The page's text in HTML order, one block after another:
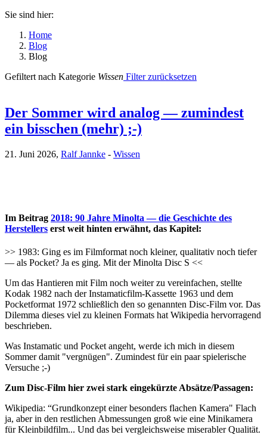
Sie sind hier:
Home
Blog
Blog
Gefiltert nach Kategorie Wissen Filter zurücksetzen
Der Sommer wird analog — zumindest
ein bisschen (mehr) ;-)
21. Juni 2026, Ralf Jannke - Wissen
Im Beitrag 2018: 90 Jahre Minolta — die Geschichte des
Herstellers erst weit hinten erwähnt, das Kapitel:
>> 1983: Ging es im Filmformat noch kleiner, qualitativ noch tiefer
— als Pocket? Ja es ging. Mit der Minolta Disc S <<
Um das Hantieren mit Film noch weiter zu vereinfachen, stellte
Kodak 1982 nach der Instamaticfilm-Kassette 1963 und dem
Pocketformat 1972 schließlich den so genannten Disc-Film vor. Das
Dilemma dieses viel zu kleinen Formats hat Wikipedia hervorragend
beschrieben.
Was Instamatic und Pocket angeht, werde ich mich in diesem
Sommer damit "vergnügen". Zumindest für ein paar spielerische
Versuche ;-)
Zum Disc-Film hier zwei stark eingekürzte Absätze/Passagen:
Wikipedia: “Grundkonzept einer besonders flachen Kamera" Flach
ja, aber in den restlichen Abmessungen groß wie eine Minikamera
für Kleinbildfilm... Und das bei vergleichsweise miserabler Qualität.